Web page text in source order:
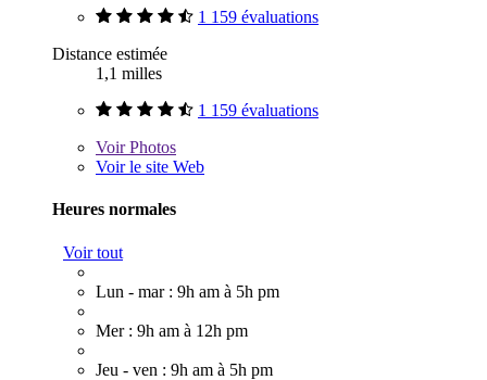
1 159 évaluations
Distance estimée
1,1 milles
1 159 évaluations
VoirPhotos
Voir le site Web
Heures normales
Voir tout
Lun - mar : 9h am à 5h pm
Mer : 9h am à 12h pm
Jeu - ven : 9h am à 5h pm